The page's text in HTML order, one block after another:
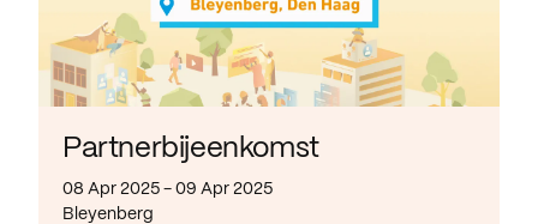
Partnerbijeenkomst
08 Apr 2025 - 09 Apr 2025
Bleyenberg